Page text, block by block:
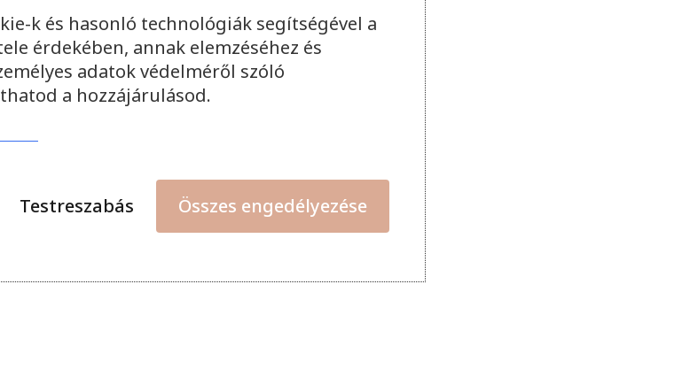
k és hasonló technológiák segítségével a
érdekében, annak elemzéséhez és
adatok védelméről szóló
a hozzájárulásod.
Testreszabás Összes engedélyezése